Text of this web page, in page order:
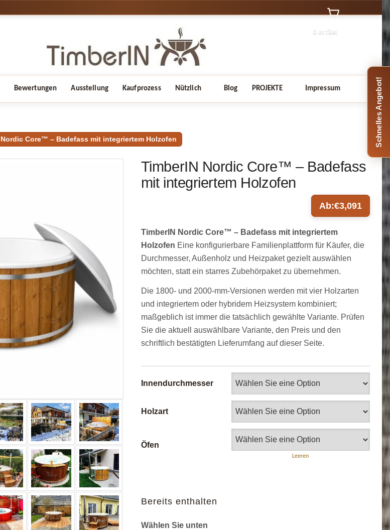
0 Artikel
Bewertungen Ausstellung Kaufprozess Nützlich Blog PROJEKTE Impressum
Core™ – Badefass mit integriertem Holzofen
TimberIN Nordic Core™ – Badefass
mit integriertem Holzofen
Ab:€3,091
TimberIN Nordic Core™ – Badefass mit integriertem
Holzofen Eine konfigurierbare Familienplattform für Käufer, die
Durchmesser, Außenholz und Heizpaket gezielt auswählen
möchten, statt ein starres Zubehörpaket zu übernehmen.
Die 1800- und 2000-mm-Versionen werden mit vier Holzarten
und integriertem oder hybridem Heizsystem kombiniert;
maßgeblich ist immer die tatsächlich gewählte Variante. Prüfen
Sie die aktuell auswählbare Variante, den Preis und den
schriftlich bestätigten Lieferumfang auf dieser Seite.
Innendurchmesser
Holzart
Öfen
Leeren
Bereits enthalten
Wählen Sie unten
Schnelles Angebot!